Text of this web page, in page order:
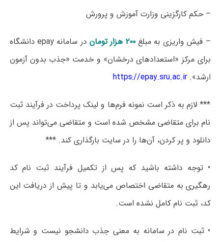
– حکم کارگزینی وزارت آموزش و پرورش
– فیش واریزی به مبلغ۲۰۰ هزار تومان
در سامانه epay دانشگاه
برای مرکز «استعدادهای درخشان» و خدمت «جذب بدون آزمون
ارشد».https://epay.sru.ac.ir
*** لازم به ذکر است نمونه فرم‌ها و لینک پرداخت در فرآیند ثبت
نام برای متقاضی مشخص شده است و متقاضی می‌تواند پس از
دانلود و پر کردن، آن‌ها را در سایت بارگذاری کند. ***
• توجه داشته باشید که پس از تکمیل فرآیند ثبت نام کد
رهگیری به متقاضی اختصاص می‌یابد و تا پیش از دریافت این
کد، ثبت نام کامل نشده است.
• ثبت نام در سامانه به معنی جذب دانشجو نیست و شرایط